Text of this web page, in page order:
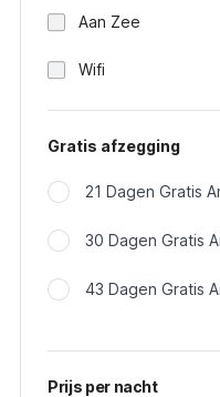
Aan Zee
Wifi
Gratis afzegging
21 Dagen Gratis
30 Dagen Gratis
43 Dagen Gratis
Prijs per nacht